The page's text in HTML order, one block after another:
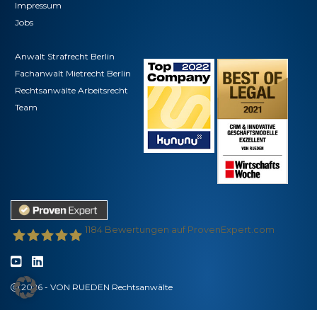
Impressum
Jobs
Anwalt Strafrecht Berlin
Fachanwalt Mietrecht Berlin
Rechtsanwälte Arbeitsrecht
Team
VON RUEDEN - Partnerschaft für Rechtsanwälte
1184 Bewertungen auf ProvenExpert.com
2026 - VON RUEDEN Rechtsanwälte